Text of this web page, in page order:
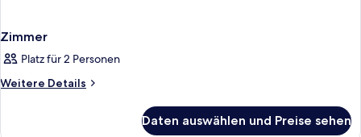
Zimmer
Platz für 2 Personen
Weitere Details
Weitere
Daten auswählen und Preise sehen